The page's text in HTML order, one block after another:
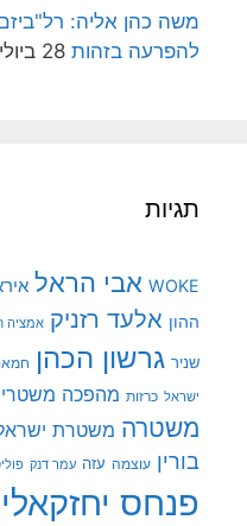
משה כהן אליה:
להפרעה בזהות 28 ביולי 2026
תגיות
WOKE אבי הראל
ההון אלעד רזניק אמציה
שניר גרשון הכהן
ישראל כרזות מהפכה
משטרה משטרת
בורין עוצמה עזה עמר דנק
פנחס יחזקאלי